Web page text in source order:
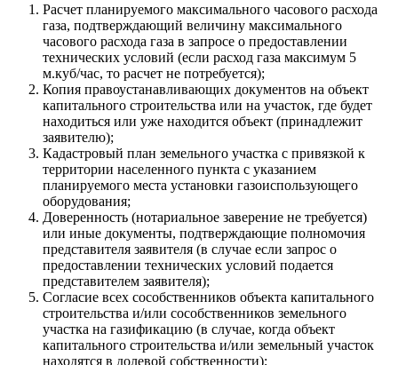
Расчет планируемого максимального часового расхода
газа, подтверждающий величину максимального
часового расхода газа в запросе о предоставлении
технических условий (если расход газа максимум 5
м.куб/час, то расчет не потребуется);
Копия правоустанавливающих документов на объект
капитального строительства или на участок, где будет
находиться или уже находится объект (принадлежит
заявителю);
Кадастровый план земельного участка с привязкой к
территории населенного пункта с указанием
планируемого места установки газоиспользующего
оборудования;
Доверенность (нотариальное заверение не требуется)
или иные документы, подтверждающие полномочия
представителя заявителя (в случае если запрос о
предоставлении технических условий подается
представителем заявителя);
Согласие всех сособственников объекта капитального
строительства и/или сособственников земельного
участка на газификацию (в случае, когда объект
капитального строительства и/или земельный участок
находятся в долевой собственности);